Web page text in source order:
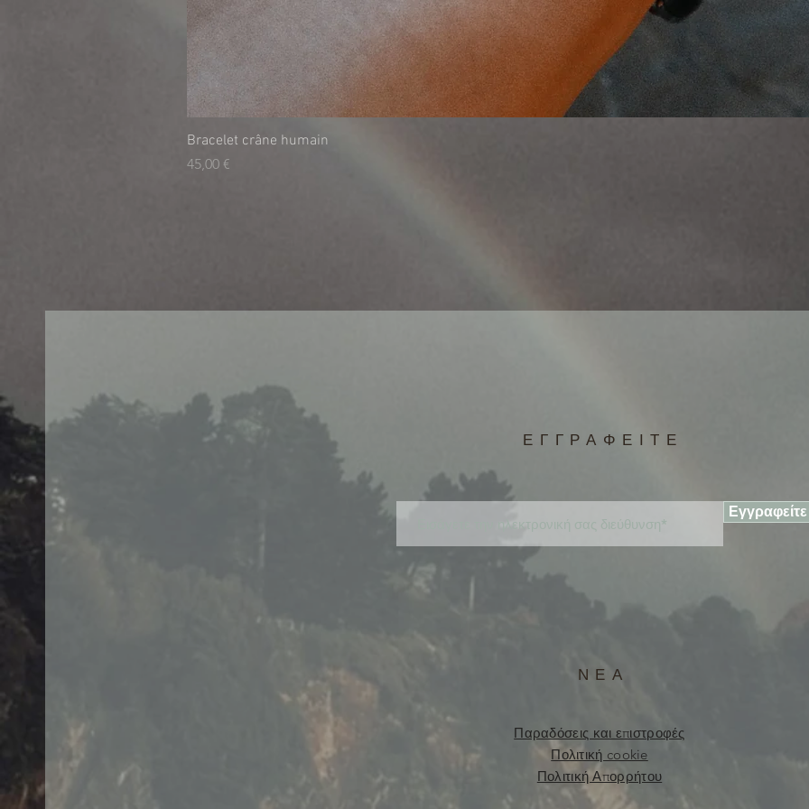
Bracelet crâne humain
Τιμή
45,00 €
ΕΓΓΡΑΦΕΙΤΕ
Εγγραφείτε
ΝΕΑ
Παραδόσεις και επιστροφές
Πολιτική cookie
Πολιτική Απορρήτου